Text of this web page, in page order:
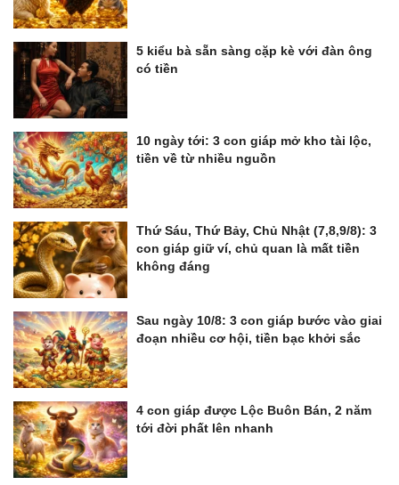
5 kiểu bà sẵn sàng cặp kè với đàn ông
có tiền
10 ngày tới: 3 con giáp mở kho tài lộc,
tiền về từ nhiều nguồn
Thứ Sáu, Thứ Bảy, Chủ Nhật (7,8,9/8): 3
con giáp giữ ví, chủ quan là mất tiền
không đáng
Sau ngày 10/8: 3 con giáp bước vào giai
đoạn nhiều cơ hội, tiền bạc khởi sắc
4 con giáp được Lộc Buôn Bán, 2 năm
tới đời phất lên nhanh